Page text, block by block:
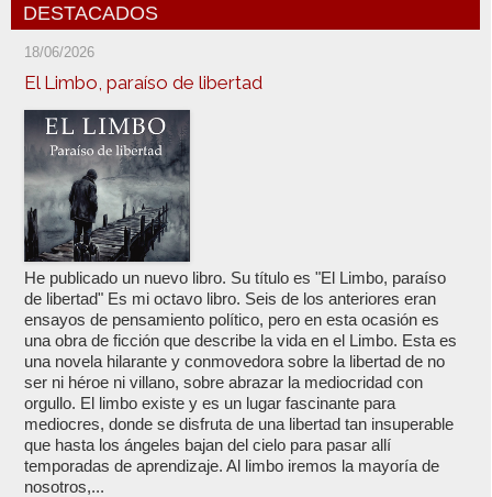
DESTACADOS
18/06/2026
El Limbo, paraíso de libertad
He publicado un nuevo libro. Su título es "El Limbo, paraíso
de libertad" Es mi octavo libro. Seis de los anteriores eran
ensayos de pensamiento político, pero en esta ocasión es
una obra de ficción que describe la vida en el Limbo. Esta es
una novela hilarante y conmovedora sobre la libertad de no
ser ni héroe ni villano, sobre abrazar la mediocridad con
orgullo. El limbo existe y es un lugar fascinante para
mediocres, donde se disfruta de una libertad tan insuperable
que hasta los ángeles bajan del cielo para pasar allí
temporadas de aprendizaje. Al limbo iremos la mayoría de
nosotros,...